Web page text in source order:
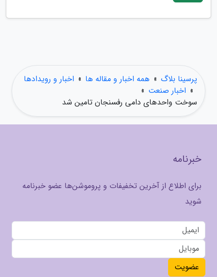
پرسینا بلاگ » همه اخبار و مقاله ها » اخبار و رویدادها
» اخبار صنعت »
سوخت واحدهای دامی رفسنجان تامین شد
خبرنامه
برای اطلاع از آخرین تخفیفات و پروموشن‌ها عضو خبرنامه
شوید
عضویت